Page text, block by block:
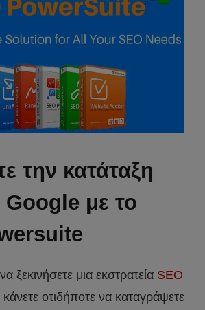
την κατάταξη
με το
ξεκινήσετε μια εκστρατεία SEO
οτιδήποτε να καταγράψετε